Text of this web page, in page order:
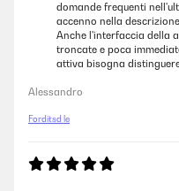
domande frequenti
accenno nella
Anche l'interfaccia della
troncate e poca
attiva bisogna
Alessandro
Fordítsd le